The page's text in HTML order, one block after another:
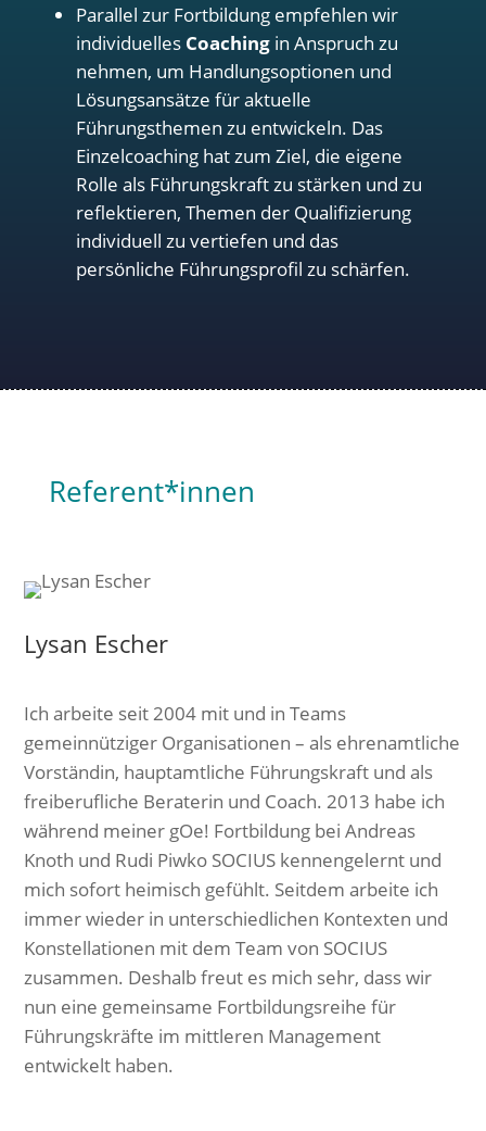
Parallel zur Fortbildung empfehlen wir
individuelles Coachingin Anspruch zu
nehmen, um Handlungsoptionen und
Lösungsansätze für aktuelle
Führungsthemen zu entwickeln. Das
Einzelcoaching hat zum Ziel, die eigene
Rolle als Führungskraft zu stärken und zu
reflektieren, Themen der Qualifizierung
individuell zu vertiefen und das
persönliche Führungsprofil zu schärfen.
Referent*innen
Lysan Escher
Ich arbeite seit 2004 mit und in Teams
gemeinnütziger Organisationen – als ehrenamtliche
Vorständin, hauptamtliche Führungskraft und als
freiberufliche Beraterin und Coach. 2013 habe ich
während meiner gOe! Fortbildung bei Andreas
Knoth und Rudi Piwko SOCIUS kennengelernt und
mich sofort heimisch gefühlt. Seitdem arbeite ich
immer wieder in unterschiedlichen Kontexten und
Konstellationen mit dem Team von SOCIUS
zusammen. Deshalb freut es mich sehr, dass wir
nun eine gemeinsame Fortbildungsreihe für
Führungskräfte im mittleren Management
entwickelt haben.